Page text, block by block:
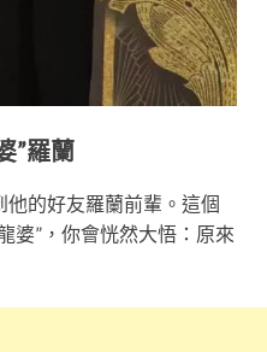
”羅蘭
的好友羅蘭前輩。這個
婆”，你會恍然大悟：原來